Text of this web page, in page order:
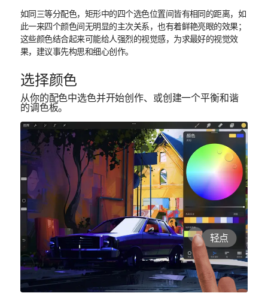
如同三等分配色，矩形中的四个选色位置间皆有相同的距离，如
此一来四个颜色间无明显的主次关系，也有着鲜艳亮眼的效果；
这些颜色结合起来可能给人强烈的视觉感，为求最好的视觉效
果，建议事先构思和细心创作。
选择颜色
从你的配色中选色并开始创作、或创建一个平衡和谐
的调色板。
轻点